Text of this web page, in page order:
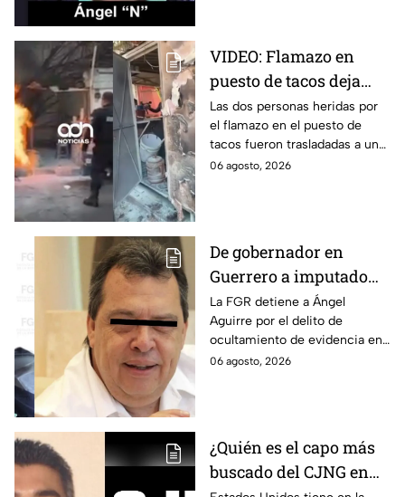
VIDEO: Flamazo en
puesto de tacos deja
dos heridos en CDMX
Las dos personas heridas por
el flamazo en el puesto de
tacos fueron trasladadas a un
hospital para recibir atención
06 agosto, 2026
De gobernador en
Guerrero a imputado
por la "Verdad
Histórica"; Así fue como
Ángel Aguirre obstruyó
la justicia en caso
La FGR detiene a Ángel
Aguirre por el delito de
ocultamiento de evidencia en
el caso Ayotzinapa. Esta es la
06 agosto, 2026
¿Quién es el capo más
buscado del CJNG en